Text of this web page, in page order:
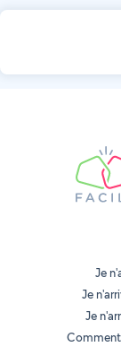
Je
Je
Je